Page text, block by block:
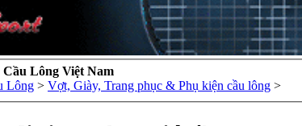
Lông Việt Nam
Lông > Vợt, Giày, Trang phục & Phụ kiện cầu lông >